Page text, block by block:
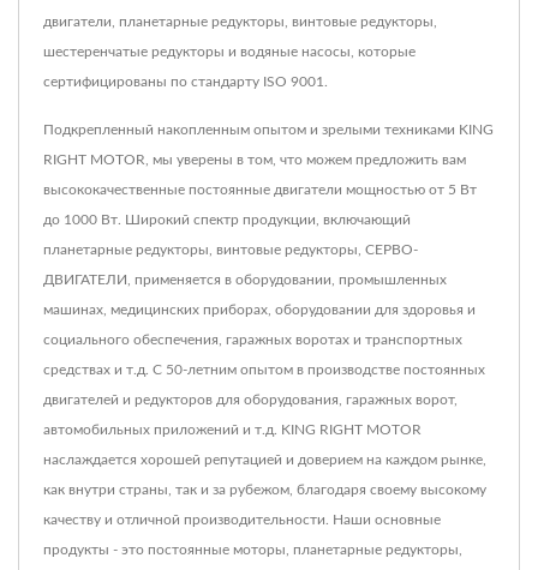
двигатели, планетарные редукторы, винтовые редукторы,
шестеренчатые редукторы и водяные насосы, которые
сертифицированы по стандарту ISO 9001.
Подкрепленный накопленным опытом и зрелыми техниками KING
RIGHT MOTOR, мы уверены в том, что можем предложить вам
высококачественные постоянные двигатели мощностью от 5 Вт
до 1000 Вт. Широкий спектр продукции, включающий
планетарные редукторы, винтовые редукторы, СЕРВО-
ДВИГАТЕЛИ, применяется в оборудовании, промышленных
машинах, медицинских приборах, оборудовании для здоровья и
социального обеспечения, гаражных воротах и транспортных
средствах и т.д. С 50-летним опытом в производстве постоянных
двигателей и редукторов для оборудования, гаражных ворот,
автомобильных приложений и т.д. KING RIGHT MOTOR
наслаждается хорошей репутацией и доверием на каждом рынке,
как внутри страны, так и за рубежом, благодаря своему высокому
качеству и отличной производительности. Наши основные
продукты - это постоянные моторы, планетарные редукторы,